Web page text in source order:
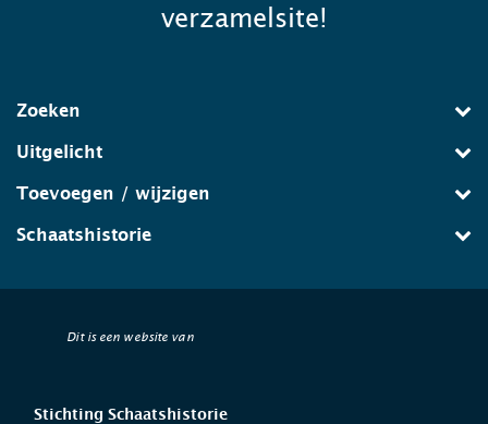
verzamelsite!
Zoeken
Uitgelicht
Toevoegen / wijzigen
Schaatshistorie
Dit is een website van
Stichting Schaatshistorie